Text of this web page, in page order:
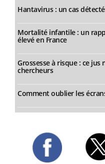
Hantavirus : un cas
Mortalité infantile : un
élevé en France
Grossesse à risque : ce
chercheurs
Comment oublier les